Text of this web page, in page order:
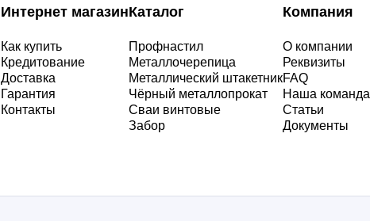
Интернет магазин
Как купить
Кредитование
Доставка
Гарантия
Контакты
Каталог
Профнастил
Металлочерепица
Металлический штакетник
Чёрный металлопрокат
Сваи винтовые
Забор
Компания
О компании
Реквизиты
FAQ
Наша команда
Статьи
Документы